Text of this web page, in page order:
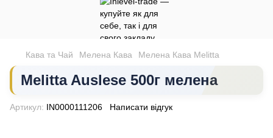
Кава та Чай Мелена Кава Мелена Кава Melitta
Melitta Auslese 500г мелена
Артикул: IN0000111206 Написати відгук